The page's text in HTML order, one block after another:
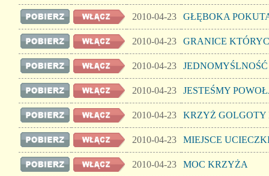
2010-04-23 GŁĘBOKA
2010-04-23 GRANICE
2010-04-23
2010-04-23 JESTEŚMY
2010-04-23 KRZYŻ GOLGOTY
2010-04-23 MIEJSCE
2010-04-23 MOC KRZYŻA